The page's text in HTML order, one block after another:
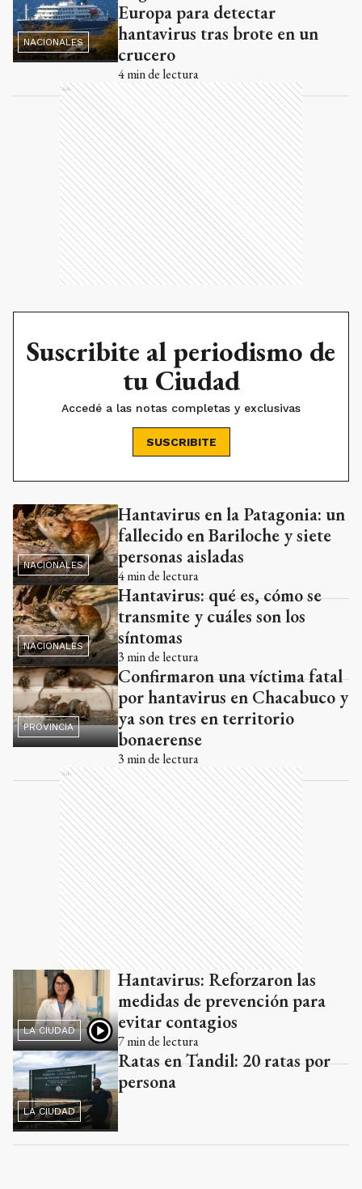
NACIONALES
Europa para detectar
hantavirus tras brote en un
crucero
4min de lectura
Ads
Suscribite al periodismo de
tu Ciudad
Accedé a las notas completas y exclusivas
SUSCRIBITE
NACIONALES
Hantavirus en la Patagonia: un
fallecido en Bariloche y siete
personas aisladas
4min de lectura
NACIONALES
Hantavirus: qué es, cómo se
transmite y cuáles son los
síntomas
3 min de lectura
PROVINCIA
Confirmaron una víctima fatal
por hantavirus en Chacabuco y
ya son tres en territorio
bonaerense
3 min de lectura
Ads
LA CIUDAD
Hantavirus: Reforzaron las
medidas de prevención para
evitar contagios
7min de lectura
LA CIUDAD
Ratas en Tandil: 20 ratas por
persona